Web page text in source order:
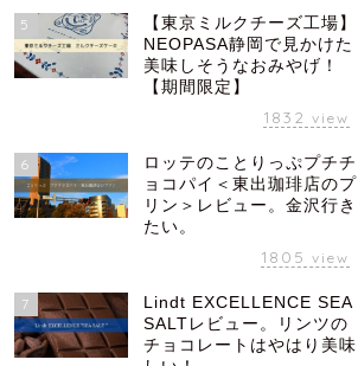
5
【東京ミルクチーズ工場】
NEOPASA静岡で見かけた
美味しそうなおみやげ！
【期間限定】
1832 view
6
ロッテのことりっぷプチチ
ョコパイ＜東出珈琲店のプ
リン＞レビュー。金沢行き
たい。
1805 view
7
Lindt EXCELLENCE SEA
SALTレビュー。リンツの
チョコレートはやはり美味